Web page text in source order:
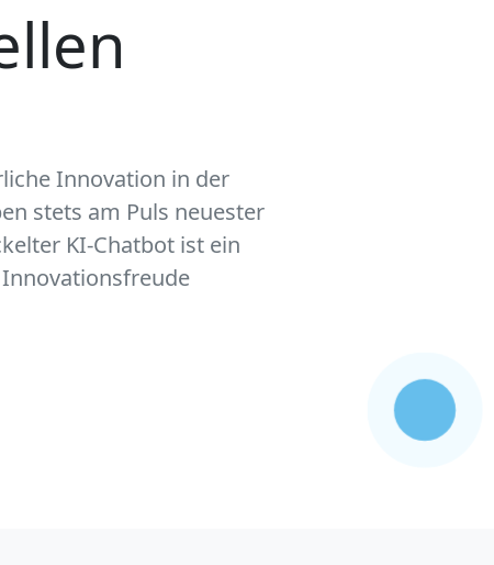
Innovation in der
stets am Puls neuester
KI-Chatbot ist ein